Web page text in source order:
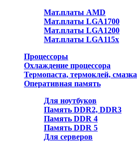
Мат.платы AMD
Мат.платы LGA1700
Мат.платы LGA1200
Мат.платы LGA115x
Процессоры
Охлаждение процессора
Термопаста, термоклей, смазка
Оперативная память
Для ноутбуков
Память DDR2, DDR3
Память DDR 4
Память DDR 5
Для серверов